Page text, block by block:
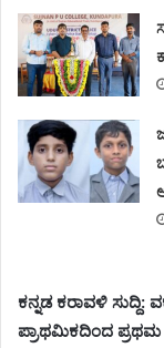
ಕನ್ನಡ ಕರಾವಳಿ ಸುದ್ದಿ:
ಪ್ರಾಥಮಿಕದಿಂದ